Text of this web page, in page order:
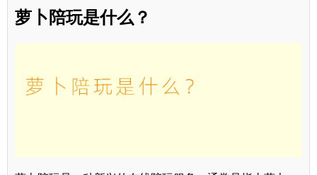
萝卜陪玩是什么？